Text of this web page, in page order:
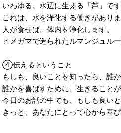
いわゆる、水辺に生える「芦」です
これは、水を浄化する働きがありま
人が食せば、体内を浄化します。
ヒメガマで造られたルマンジュル
④伝えるということ
もしも、良いことを知ったら、誰
誰かを喜ばすために、生きること
今日のお話の中でも、もしも良い
きっと、あなたにとって心から喜